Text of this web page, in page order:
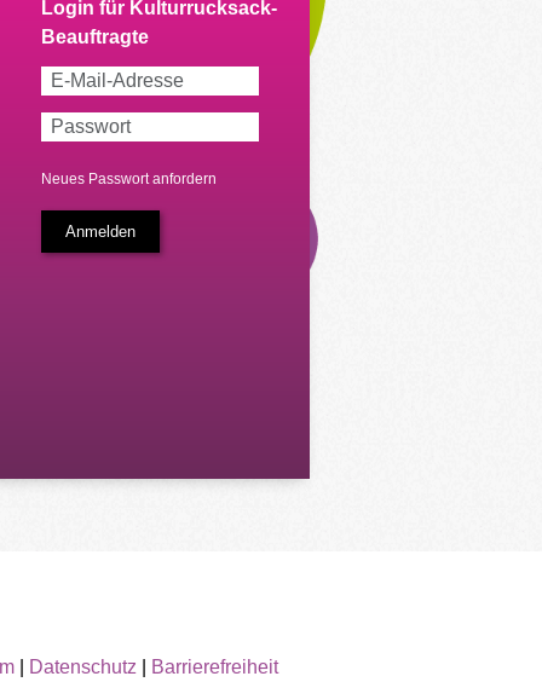
Neues Passwort anfordern
| Datenschutz Barrierefreiheit